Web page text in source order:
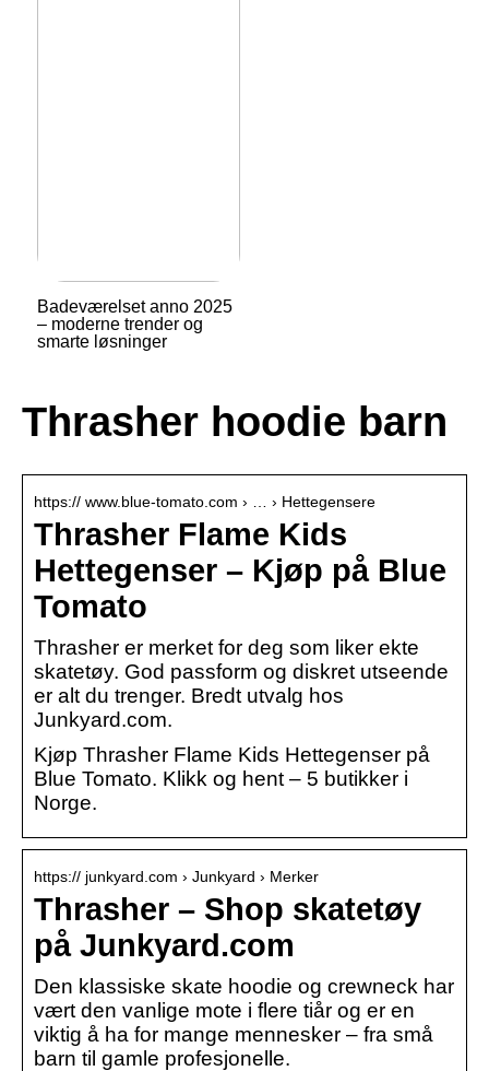
Badeværelset anno 2025
– moderne trender og
smarte løsninger
Thrasher hoodie barn
https:// www.blue-tomato.com › … › Hettegensere
Thrasher Flame Kids
Hettegenser – Kjøp på Blue
Tomato
Thrasher er merket for deg som liker ekte
skatetøy. God passform og diskret utseende
er alt du trenger. Bredt utvalg hos
Junkyard.com.
Kjøp Thrasher Flame Kids Hettegenser på
Blue Tomato. Klikk og hent – 5 butikker i
Norge.
https:// junkyard.com › Junkyard › Merker
Thrasher – Shop skatetøy
på Junkyard.com
Den klassiske skate hoodie og crewneck har
vært den vanlige mote i flere tiår og er en
viktig å ha for mange mennesker – fra små
barn til gamle profesjonelle.